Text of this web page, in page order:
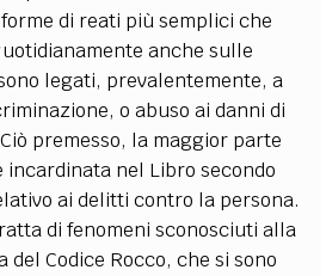
di reati più semplici che
anche sulle
legati, prevalentemente, a
o abuso ai danni di
premesso, la maggior parte
nel Libro secondo
ai delitti contro la persona.
di fenomeni sconosciuti alla
Codice Rocco, che si sono